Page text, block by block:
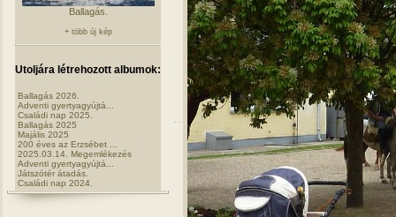
Ballagás.
+ több új kép
Utoljára létrehozott albumok:
Ballagás 2026.
Adventi gyertyagyújtá...
Családi nap 2025.
Ballagás 2025
Majális 2025
200 éves az Erzsébet ...
2025.03.14. Megemlékezés
Adventi gyertyagyújtá...
Játszótér átadás.
Családi nap 2024.